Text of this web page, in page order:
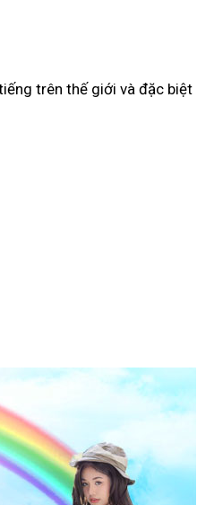
trên thế giới và đặc